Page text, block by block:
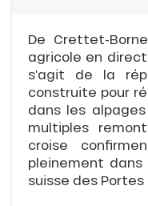
De Crettet-
agricole en
s’agit de la
construite pour
dans les
multiples
croise
pleinement
suisse des Portes